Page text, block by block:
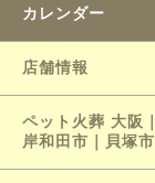
カレンダー
店舗情報
ペット火葬 大阪
岸和田市｜貝塚市